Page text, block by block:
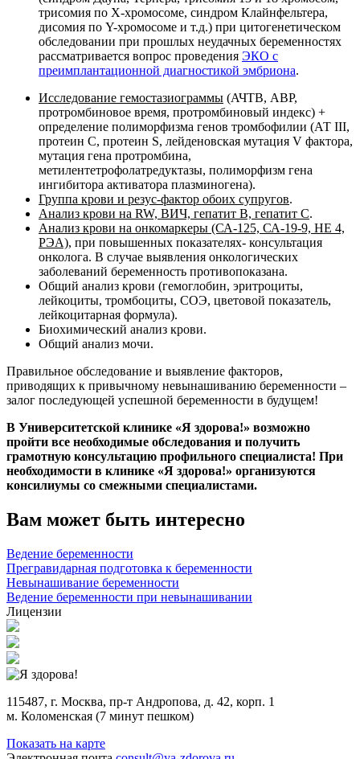
трисомия по Х-хромосоме, синдром Клайнфельтера,
дисомия по Y-хромосоме и т.д.) при цитогенетическом
обследовании при прошлых неудачных беременностях
рассматривается вопрос проведения ЭКО с
преимплантационной диагностикой эмбриона.
Исследование гемостазиограммы (АЧТВ, АВР,
протромбиновое время, протромбиновый индекс) +
определение полиморфизма генов тромбофилии (АТ III,
протеин C, протеин S, лейденовская мутация V фактора,
мутация гена протромбина,
метилентетрофолатредуктазы, полиморфизм гена
ингибитора активатора плазминогена).
Группа крови и резус-фактор обоих супругов.
Анализ крови на RW, ВИЧ, гепатит В, гепатит С.
Анализ крови на онкомаркеры (СА-125, СА-19-9, НЕ 4,
РЭА), при повышенных показателях- консультация
онколога. В случае выявления онкологических
заболеваний беременность противопоказана.
Общий анализ крови (гемоглобин, эритроциты,
лейкоциты, тромбоциты, СОЭ, цветовой показатель,
лейкоцитарная формула).
Биохимический анализ крови.
Общий анализ мочи.
Правильное обследование и выявление факторов,
приводящих к привычному невынашиванию беременности –
залог последующей успешной беременности в будущем!
В Университетской клинике «Я здорова!» возможно
пройти все необходимые обследования и получить
грамотную консультацию профильного специалиста! При
необходимости в клинике «Я здорова!» организуются
консилиумы со смежными специалистами.
Вам может быть интересно
Ведение беременности
Прегравидарная подготовка к беременности
Невынашивание беременности
Ведение беременности при невынашивании
Лицензии
115487, г. Москва, пр-т Андропова, д. 42, корп. 1
м. Коломенская (7 минут пешком)
Показать на карте